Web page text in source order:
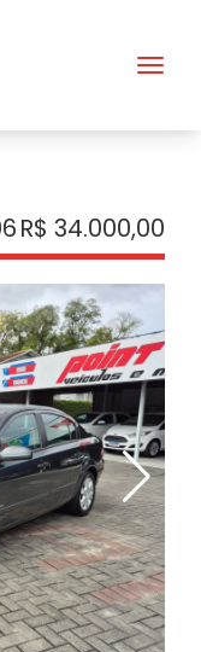
R$ 34.000,00